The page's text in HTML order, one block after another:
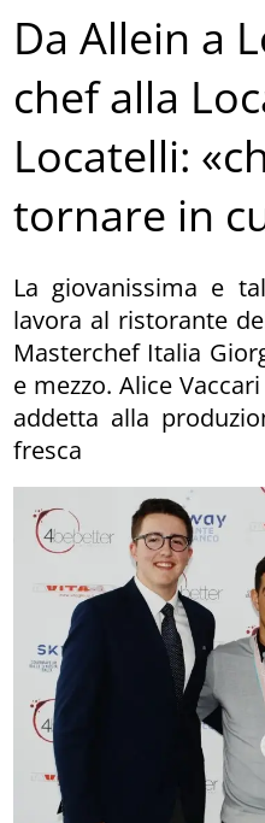
Da Allein a
chef alla
Locatelli:
tornare in
La giovanissima e
lavora al ristorante
Masterchef Italia
e mezzo. Alice
addetta alla
fresca